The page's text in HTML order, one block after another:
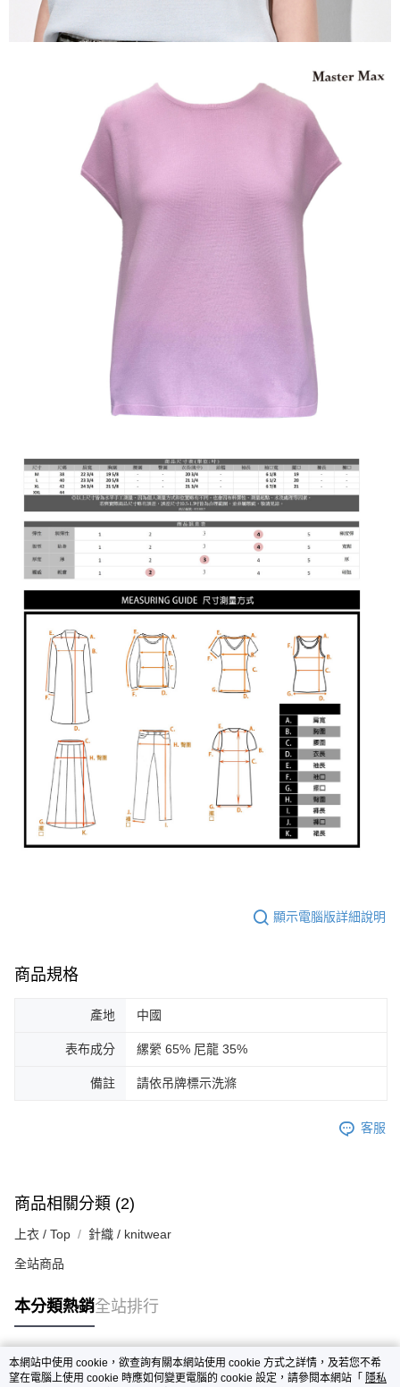
顯示電腦版詳細說明
商品規格
產地 中國
表布成分 縲縈 65% 尼龍 35%
備註 請依吊牌標示洗滌
客服
商品相關分類 (2)
上衣 / Top 針織 / knitwear
全站商品
本分類熱銷全站排行
熱門標籤
本網站中使用 cookie，欲查詢有關本網站使用 cookie 方式之詳情，及若您不希
望在電腦上使用 cookie 時應如何變更電腦的 cookie 設定，請參閱本網站「 隱私